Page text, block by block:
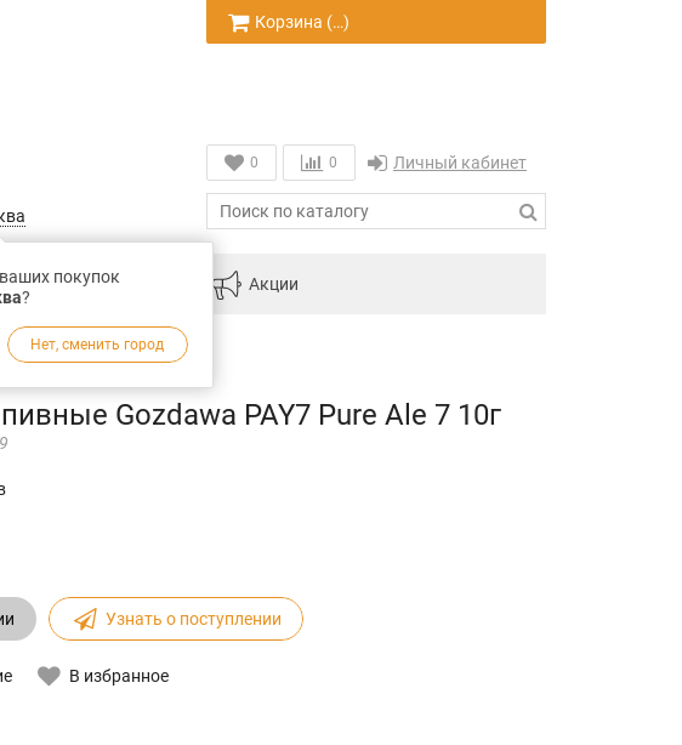
Корзина (…)
покупок
?
Нет, сменить город
0 0 Личный кабинет
Магазинам Акции
Gozdawa PAY7 Pure Ale 7 10г
Узнать о поступлении
В избранное